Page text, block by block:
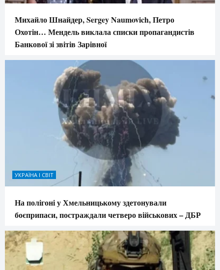
Михайло Шнайдер, Sergey Naumovich, Петро
Охотін… Мендель виклала списки пропагандистів
Банкової зі звітів Зарівної
УКРАЇНА І СВІТ
На полігоні у Хмельницькому здетонували
боєприпаси, постраждали четверо військових – ДБР